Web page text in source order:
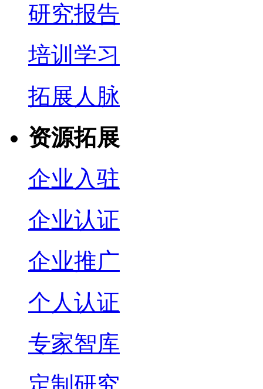
研究报告
培训学习
拓展人脉
资源拓展
企业入驻
企业认证
企业推广
个人认证
专家智库